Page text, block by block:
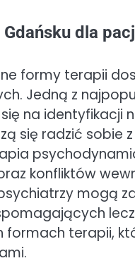
dla
formy terapii
Jedną z
na identyfikacji
się radzić
konfliktów
mogą
formach terapii,